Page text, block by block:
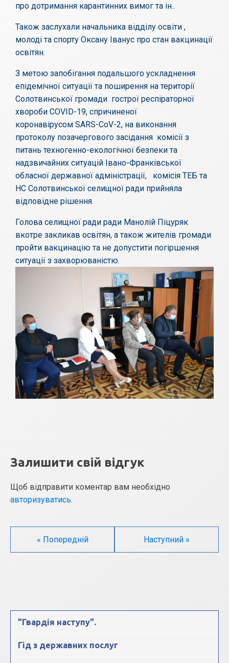
про дотримання карантинних вимог та ін..
Також заслухали начальника відділу освіти ,
молоді та спорту Оксану Іванус про стан вакцинації
освітян.
З метою запобігання подальшого ускладнення
епідемічної ситуації та поширення на території
Солотвинської громади гострої респіраторної
хвороби COVID-19, спричиненої
коронавірусом SARS-CoV-2, на виконання
протоколу позачергового засідання комісії з
питань техногенно-екологічної безпеки та
надзвичайних ситуацій Івано-Франківської
обласної державної адміністрації, комісія ТЕБ та
НС Солотвинської селищної ради прийняла
відповідне рішення.
Голова селищної ради ради Манолій Піцуряк
вкотре закликав освітян, а також жителів громади
пройти вакцинацію та не допустити погіршення
ситуації з захворюваністю.
Залишити свій відгук
Щоб відправити коментар вам необхідно
авторизуватись.
« Попередній Наступний »
"Гвардія наступу".
Гід з державних послуг